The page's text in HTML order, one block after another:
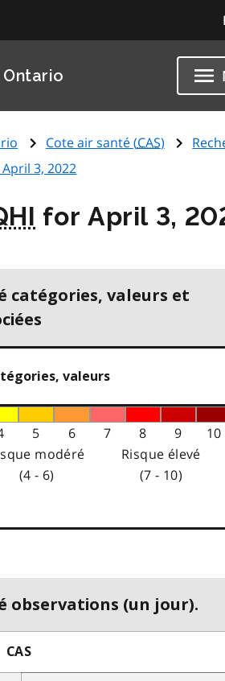
Cote air santé (CAS)
3, 2022
for April 3,
catégories, valeurs et
valeurs
5 6 7 8 9
10
modéré
(4 - 6)
Risque élevé
(7 - 10)
observations (un jour).
CAS